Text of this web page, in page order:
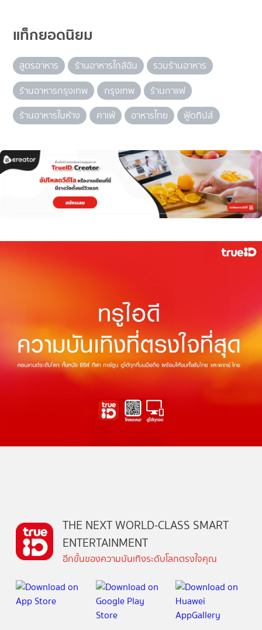
แท็กยอดนิยม
สูตรอาหาร ร้านอาหารใกล้ฉัน
รวมร้านอาหาร
ร้านอาหารกรุงเทพ
กรุงเทพ
ร้านกาแฟ
ร้านอาหารในห้าง
คาเฟ่ อาหารไทย ฟู้ดทิปส์
THE NEXT WORLD-CLASS SMART
ENTERTAINMENT
อีกขั้นของความบันเทิงระดับโลกตรงใจคุณ